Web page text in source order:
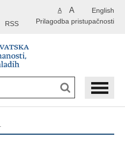
English
A A
Prilagodba pristupačnosti
RSS